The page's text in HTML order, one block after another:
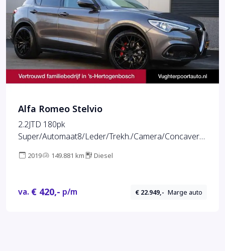
Alfa Romeo Stelvio
2.2JTD 180pk
Super/Automaat8/Leder/Trekh./Camera/Concaver2
2019 149.881 km Diesel
va. € 420,- p/m € 22.949,- Marge auto